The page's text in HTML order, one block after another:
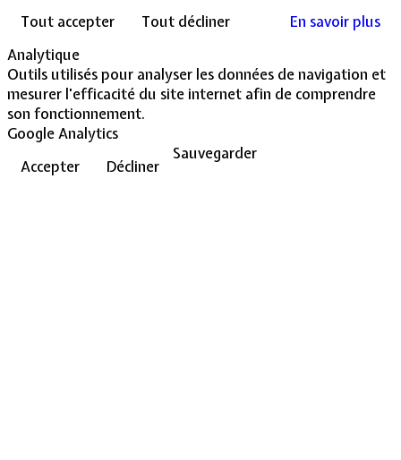
Tout accepter
Tout décliner
En savoir plus
Analytique
Outils utilisés pour analyser les données de navigation et
mesurer l'efficacité du site internet afin de comprendre
son fonctionnement.
Google Analytics
Accepter
Décliner
Sauvegarder